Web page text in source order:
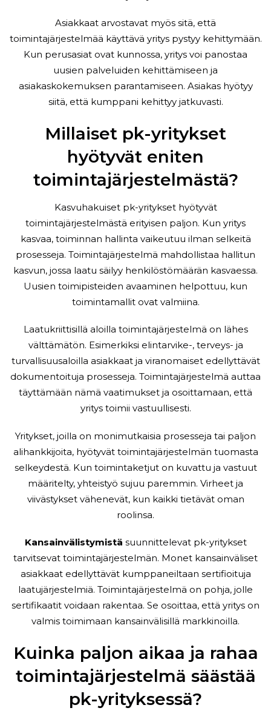
Asiakkaat arvostavat myös sitä, että
toimintajärjestelmää käyttävä yritys pystyy kehittymään.
Kun perusasiat ovat kunnossa, yritys voi panostaa
uusien palveluiden kehittämiseen ja
asiakaskokemuksen parantamiseen. Asiakas hyötyy
siitä, että kumppani kehittyy jatkuvasti.
Millaiset pk-yritykset
hyötyvät eniten
toimintajärjestelmästä?
Kasvuhakuiset pk-yritykset hyötyvät
toimintajärjestelmästä erityisen paljon. Kun yritys
kasvaa, toiminnan hallinta vaikeutuu ilman selkeitä
prosesseja. Toimintajärjestelmä mahdollistaa hallitun
kasvun, jossa laatu säilyy henkilöstömäärän kasvaessa.
Uusien toimipisteiden avaaminen helpottuu, kun
toimintamallit ovat valmiina.
Laatukriittisillä aloilla toimintajärjestelmä on lähes
välttämätön. Esimerkiksi elintarvike-, terveys- ja
turvallisuusaloilla asiakkaat ja viranomaiset edellyttävät
dokumentoituja prosesseja. Toimintajärjestelmä auttaa
täyttämään nämä vaatimukset ja osoittamaan, että
yritys toimii vastuullisesti.
Yritykset, joilla on monimutkaisia prosesseja tai paljon
alihankkijoita, hyötyvät toimintajärjestelmän tuomasta
selkeydestä. Kun toimintaketjut on kuvattu ja vastuut
määritelty, yhteistyö sujuu paremmin. Virheet ja
viivästykset vähenevät, kun kaikki tietävät oman
roolinsa.
Kansainvälistymistä suunnittelevat pk-yritykset
tarvitsevat toimintajärjestelmän. Monet kansainväliset
asiakkaat edellyttävät kumppaneiltaan sertifioituja
laatujärjestelmiä. Toimintajärjestelmä on pohja, jolle
sertifikaatit voidaan rakentaa. Se osoittaa, että yritys on
valmis toimimaan kansainvälisillä markkinoilla.
Kuinka paljon aikaa ja rahaa
toimintajärjestelmä säästää
pk-yrityksessä?